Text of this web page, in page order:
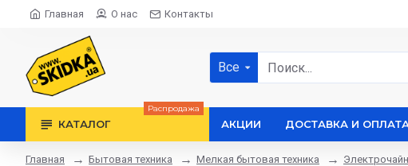
Главная О нас Контакты
Все
КАТАЛОГ
Распродажа
АКЦИИ ДОСТАВКА И
Главная Бытовая техника Мелкая бытовая техника